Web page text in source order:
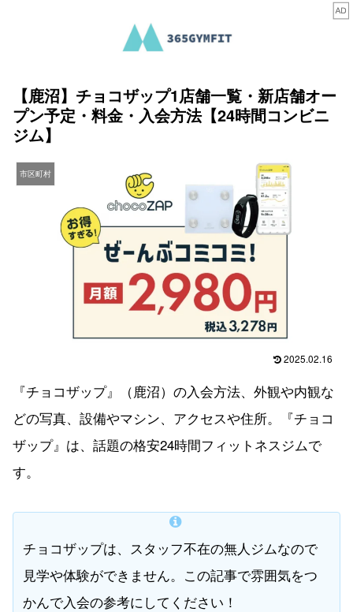
【鹿沼】チョコザップ1店舗一覧・新店舗オー
プン予定・料金・入会方法【24時間コンビニ
ジム】
市区町村
2025.02.16
『チョコザップ』（鹿沼）の入会方法、外観や内観な
どの写真、設備やマシン、アクセスや住所。『チョコ
ザップ』は、話題の格安24時間フィットネスジムで
す。
チョコザップは、スタッフ不在の無人ジムなので
見学や体験ができません。この記事で雰囲気をつ
かんで入会の参考にしてください！